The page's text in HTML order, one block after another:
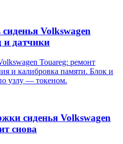
Volkswagen
и датчики
Touareg: ремонт
и калибровка памяти. Блок и
узлу — токеном.
сиденья Volkswagen
снова